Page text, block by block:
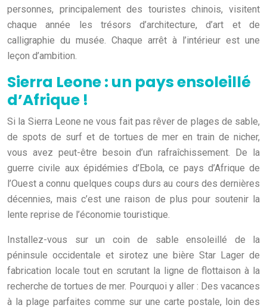
personnes, principalement des touristes chinois, visitent
chaque année les trésors d’architecture, d’art et de
calligraphie du musée. Chaque arrêt à l’intérieur est une
leçon d’ambition.
Sierra Leone : un pays ensoleillé
d’Afrique !
Si la Sierra Leone ne vous fait pas rêver de plages de sable,
de spots de surf et de tortues de mer en train de nicher,
vous avez peut-être besoin d’un rafraîchissement. De la
guerre civile aux épidémies d’Ebola, ce pays d’Afrique de
l’Ouest a connu quelques coups durs au cours des dernières
décennies, mais c’est une raison de plus pour soutenir la
lente reprise de l’économie touristique.
Installez-vous sur un coin de sable ensoleillé de la
péninsule occidentale et sirotez une bière Star Lager de
fabrication locale tout en scrutant la ligne de flottaison à la
recherche de tortues de mer. Pourquoi y aller : Des vacances
à la plage parfaites comme sur une carte postale, loin des